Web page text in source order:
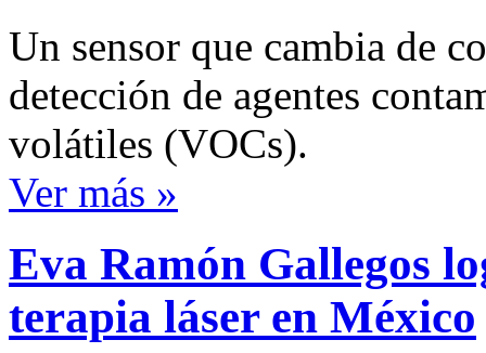
Un sensor que cambia de
detección de agentes
volátiles (VOCs).
Ver más »
Eva Ramón Gallegos
terapia láser en México